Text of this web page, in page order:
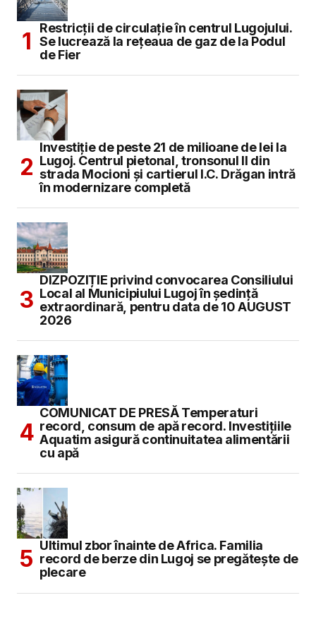
Restricții de circulație în centrul Lugojului.
Se lucrează la rețeaua de gaz de la Podul
de Fier
Investiție de peste 21 de milioane de lei la
Lugoj. Centrul pietonal, tronsonul II din
strada Mocioni și cartierul I.C. Drăgan intră
în modernizare completă
DIZPOZIȚIE privind convocarea Consiliului
Local al Municipiului Lugoj în şedinţă
extraordinară, pentru data de 10 AUGUST
2026
COMUNICAT DE PRESĂ Temperaturi
record, consum de apă record. Investițiile
Aquatim asigură continuitatea alimentării
cu apă
Ultimul zbor înainte de Africa. Familia
record de berze din Lugoj se pregătește de
plecare